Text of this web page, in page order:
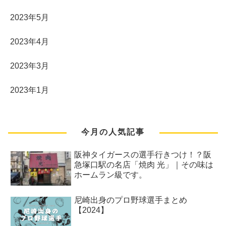
2023年5月
2023年4月
2023年3月
2023年1月
今月の人気記事
阪神タイガースの選手行きつけ！？阪
急塚口駅の名店「焼肉 光」｜その味は
ホームラン級です。
尼崎出身のプロ野球選手まとめ
【2024】